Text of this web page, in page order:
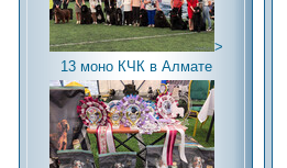
>
13 моно КЧК в Алмате